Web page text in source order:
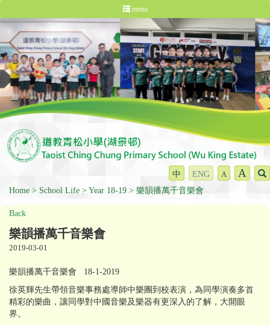
menu
中 ENG A A
Home School Life Year 18-19 樂韻播萬千音樂會
Back
樂韻播萬千音樂會
2019-03-01
樂韻播萬千音樂會 18-1-2019
徐英輝先生帶領音樂事務處導師中樂團到校表演，為同學演奏多首
精彩的樂曲，讓同學對中國音樂及樂器有更深入的了解，大開眼
界。